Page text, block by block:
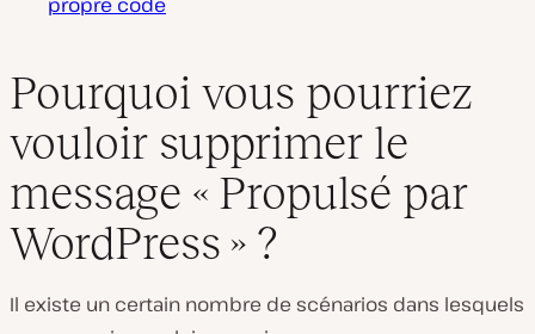
Pourquoi vous pourriez
vouloir supprimer le
message « Propulsé par
WordPress » ?
Il existe un certain nombre de scénarios dans lesquels